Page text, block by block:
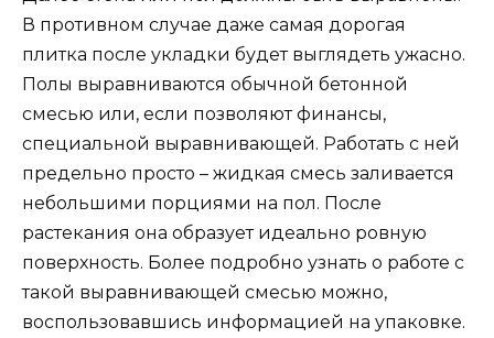
В противном случае даже самая дорогая
плитка после укладки будет выглядеть ужасно.
Полы выравниваются обычной бетонной
смесью или, если позволяют финансы,
специальной выравнивающей. Работать с ней
предельно просто – жидкая смесь заливается
небольшими порциями на пол. После
растекания она образует идеально ровную
поверхность. Более подробно узнать о работе с
такой выравнивающей смесью можно,
воспользовавшись информацией на упаковке.